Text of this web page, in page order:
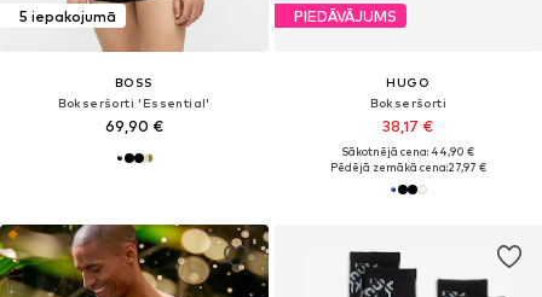
5 iepakojumā
BOSS
Bokseršorti 'Essential'
69,90 €
PIEDĀVĀJUMS
HUGO
Bokseršorti
38,17 €
Sākotnējā cena: 44,90 €
Pēdējā zemākā cena:27,97 €